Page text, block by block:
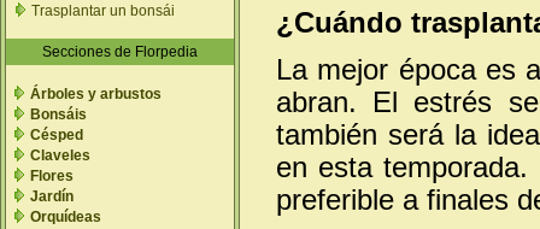
Trasplantar un bonsái
Secciones de Florpedia
Árboles y arbustos
Bonsáis
Césped
Claveles
Flores
Jardín
Orquídeas
¿Cuándo
La mejor época es
abran. El estrés
también será la
en esta
preferible a finales